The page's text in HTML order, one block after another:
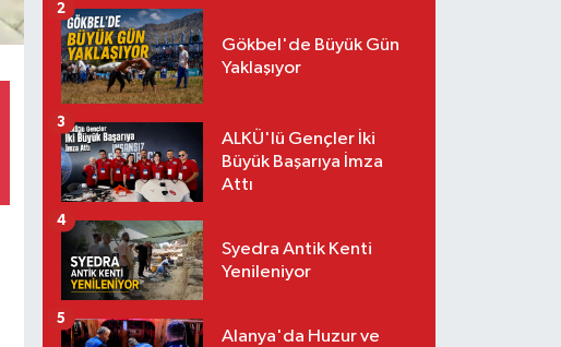
Gökbel'de Büyük Gün
Yaklaşıyor
2
ALKÜ'lü Gençler İki
Büyük Başarıya İmza
Attı
3
Syedra Antik Kenti
Yenileniyor
4
Alanya'da Huzur ve
5